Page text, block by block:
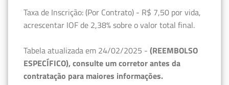
Taxa de Inscrição: (Por Contrato) - R$ 7,50 por vida,
acrescentar IOF de 2,38% sobre o valor total final.
Tabela atualizada em 24/02/2025 - (REEMBOLSO
ESPECÍFICO), consulte um corretor antes da
contratação para maiores informações.